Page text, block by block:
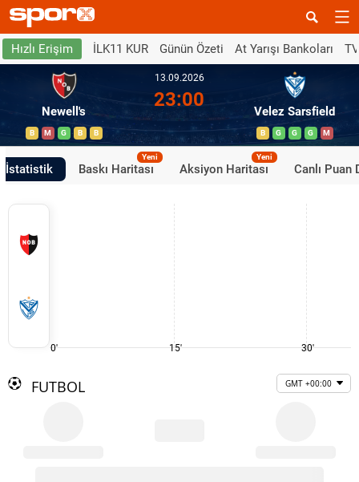
Hızlı Erişim İLK11 KUR Günün Özeti At Yarışı Bankoları
Newell's
B M G B B
13.09.2026
23:00
Velez Sarsfield
B G G G M
İstatistik Baskı Haritası
Yeni
Aksiyon Haritası
Yeni
Canlı Puan
0' 15' 30'
FUTBOL GMT +00:00